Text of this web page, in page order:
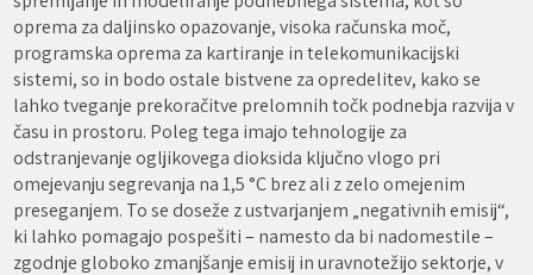
oprema za daljinsko opazovanje, visoka računska moč,
programska oprema za kartiranje in telekomunikacijski
sistemi, so in bodo ostale bistvene za opredelitev, kako se
lahko tveganje prekoračitve prelomnih točk podnebja razvija v
času in prostoru. Poleg tega imajo tehnologije za
odstranjevanje ogljikovega dioksida ključno vlogo pri
omejevanju segrevanja na 1,5 °C brez ali z zelo omejenim
preseganjem. To se doseže z ustvarjanjem „negativnih emisij“,
ki lahko pomagajo pospešiti – namesto da bi nadomestile –
zgodnje globoko zmanjšanje emisij in uravnotežijo sektorje, v